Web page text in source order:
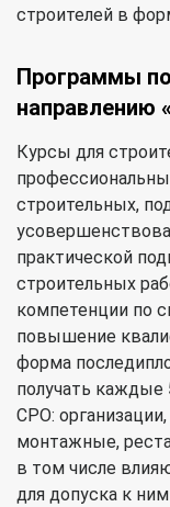
строителей в
Программы
направлению
Курсы для
строительных,
практической
строительных
компетенции по
повышение
форма
получать каждые
СРО:
монтажные,
в том числе
для допуска к